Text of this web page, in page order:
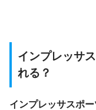
インプレッサ
れる？
インプレッサスポ